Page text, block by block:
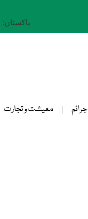
پاکستان: 24 صفر 1448
جرائم معیشت و تجارت